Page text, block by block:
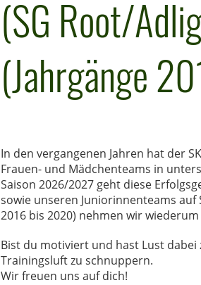
(SG Root/
(Jahrgänge
In den vergangenen Jahren hat der
Frauen- und Mädchenteams in
Saison 2026/2027 geht diese
sowie unseren Juniorinnenteams auf
2016 bis 2020) nehmen wir
Bist du motiviert und hast Lust
Trainingsluft zu schnuppern.
Wir freuen uns auf dich!